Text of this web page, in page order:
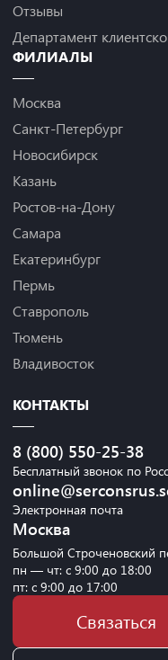
Отзывы
Департамент
ФИЛИАЛЫ
Москва
Санкт-Петербург
Новосибирск
Казань
Ростов-на-Дону
Самара
Екатеринбург
Пермь
Ставрополь
Тюмень
Владивосток
КОНТАКТЫ
8 (800) 550-25-38
Бесплатный звонок по
Электронная почта
Москва
Большой Строченовский
пн — чт: с 9:00 до 18:00
пт: с 9:00 до 17:00
Связаться